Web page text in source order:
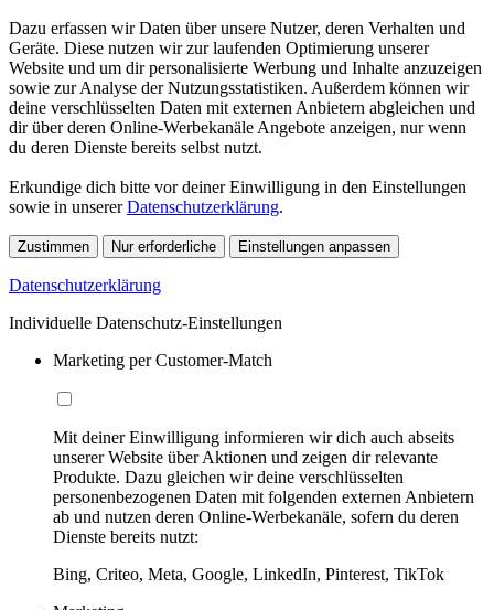
Dazu erfassen wir Daten über unsere Nutzer, deren Verhalten und
Geräte. Diese nutzen wir zur laufenden Optimierung unserer
Website und um dir personalisierte Werbung und Inhalte anzuzeigen
sowie zur Analyse der Nutzungsstatistiken. Außerdem können wir
deine verschlüsselten Daten mit externen Anbietern abgleichen und
dir über deren Online-Werbekanäle Angebote anzeigen, nur wenn
du deren Dienste bereits selbst nutzt.
Erkundige dich bitte vor deiner Einwilligung in den Einstellungen
sowie in unsererDatenschutzerklärung.
Zustimmen Nur erforderliche Einstellungen anpassen
Datenschutzerklärung
Individuelle Datenschutz-Einstellungen
Marketing per Customer-Match
Mit deiner Einwilligung informieren wir dich auch abseits
unserer Website über Aktionen und zeigen dir relevante
Produkte. Dazu gleichen wir deine verschlüsselten
personenbezogenen Daten mit folgenden externen Anbietern
ab und nutzen deren Online-Werbekanäle, sofern du deren
Dienste bereits nutzt:
Bing, Criteo, Meta, Google, LinkedIn, Pinterest, TikTok